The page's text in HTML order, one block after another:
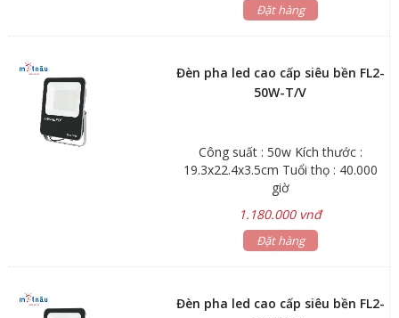
Đặt hàng
Đèn pha led cao cấp siêu bền FL2-
50W-T/V
Công suất : 50w Kích thước :
19.3x22.4x3.5cm Tuổi thọ : 40.000
giờ
1.180.000 vnđ
Đặt hàng
Đèn pha led cao cấp siêu bền FL2-